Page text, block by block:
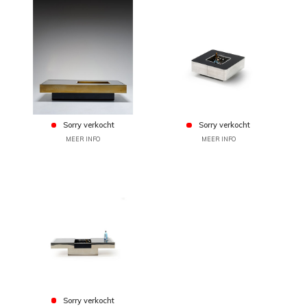
Sorry verkocht
MEER INFO
Sorry verkocht
MEER INFO
Sorry verkocht